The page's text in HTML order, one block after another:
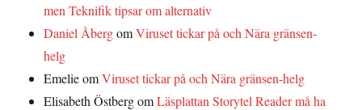
men Teknifik tipsar om alternativ
Daniel ÅbergomViruset tickar på och Nära gränsen-
helg
EmelieomViruset tickar på och Nära gränsen-helg
Elisabeth ÖstbergomLäsplattan Storytel Reader må ha